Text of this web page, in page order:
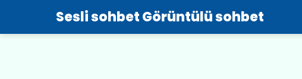
Sesli sohbet Görüntülü sohbet